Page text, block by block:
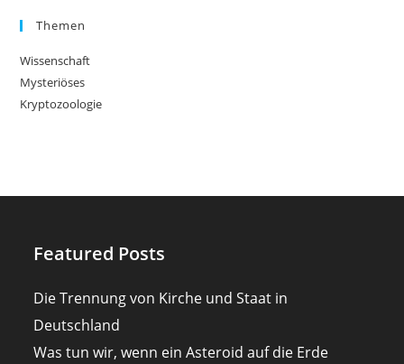
Themen
Wissenschaft
Mysteriöses
Kryptozoologie
Featured Posts
Die Trennung von Kirche und Staat in
Deutschland
Was tun wir, wenn ein Asteroid auf die Erde